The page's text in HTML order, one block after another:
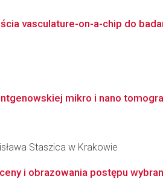
vasculature-on-a-chip do
mikro i nano
Staszica w Krakowie
i obrazowania postępu